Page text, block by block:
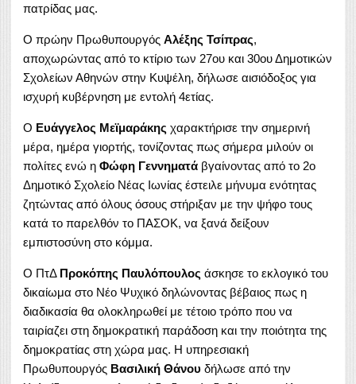
πατρίδας μας.
Ο πρώην Πρωθυπουργός Αλέξης Τσίπρας,
αποχωρώντας από το κτίριο των 27ου και 30ου Δημοτικών
Σχολείων Αθηνών στην Κυψέλη, δήλωσε αισιόδοξος για
ισχυρή κυβέρνηση με εντολή 4ετίας.
Ο Ευάγγελος Μεϊμαράκης χαρακτήρισε την σημερινή
μέρα, ημέρα γιορτής, τονίζοντας πως σήμερα μιλούν οι
πολίτες ενώ η Φώφη Γεννηματά βγαίνοντας από το 2ο
Δημοτικό Σχολείο Νέας Ιωνίας έστειλε μήνυμα ενότητας
ζητώντας από όλους όσους στήριξαν με την ψήφο τους
κατά το παρελθόν το ΠΑΣΟΚ, να ξανά δείξουν
εμπιστοσύνη στο κόμμα.
Ο ΠτΔ Προκόπης Παυλόπουλος άσκησε το εκλογικό του
δικαίωμα στο Νέο Ψυχικό δηλώνοντας βέβαιος πως η
διαδικασία θα ολοκληρωθεί με τέτοιο τρόπο που να
ταιρίαζει στη δημοκρατική παράδοση και την ποιότητα της
δημοκρατίας στη χώρα μας. Η υπηρεσιακή
Πρωθυπουργός Βασιλική Θάνου δήλωσε από την